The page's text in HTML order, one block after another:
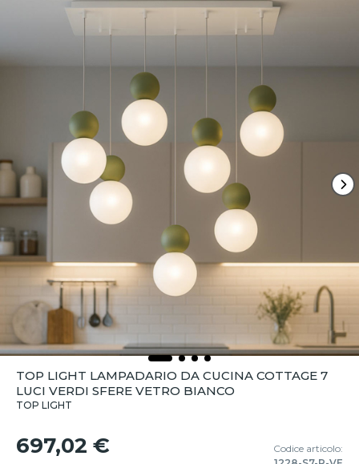
TOP LIGHT LAMPADARIO DA CUCINA COTTAGE 7
LUCI VERDI SFERE VETRO BIANCO
TOP LIGHT
697,02 €
Codice articolo: